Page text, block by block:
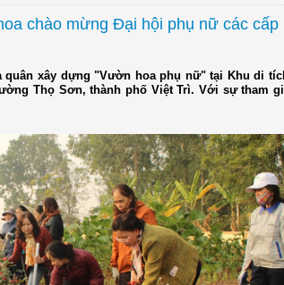
chào mừng Đại hội phụ nữ các cấp
quân xây dựng "Vườn hoa phụ nữ" tại Khu di
Thọ Sơn, thành phố Việt Trì. Với sự tham